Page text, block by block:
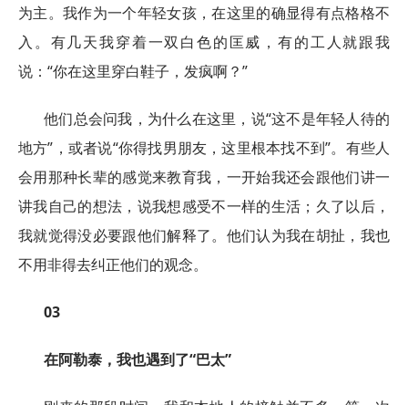
为主。我作为一个年轻女孩，在这里的确显得有点格格不
入。有几天我穿着一双白色的匡威，有的工人就跟我
说：“你在这里穿白鞋子，发疯啊？”
他们总会问我，为什么在这里，说“这不是年轻人待的
地方”，或者说“你得找男朋友，这里根本找不到”。有些人
会用那种长辈的感觉来教育我，一开始我还会跟他们讲一
讲我自己的想法，说我想感受不一样的生活；久了以后，
我就觉得没必要跟他们解释了。他们认为我在胡扯，我也
不用非得去纠正他们的观念。
03
在阿勒泰，我也遇到了“巴太”